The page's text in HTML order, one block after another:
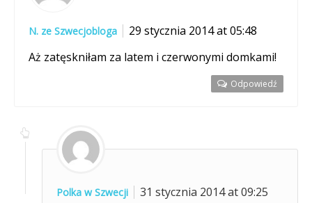
N. ze Szwecjobloga
29 stycznia 2014 at 05:48
Aż zatęskniłam za latem i czerwonymi domkami!
Odpowiedź
Polka w Szwecji
31 stycznia 2014 at 09:25